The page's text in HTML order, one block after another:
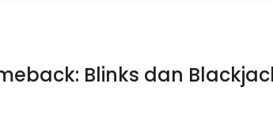
Blinks dan